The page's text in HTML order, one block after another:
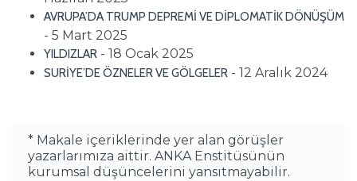
AVRUPA’DA TRUMP DEPREMİ VE DİPLOMATİK DÖNÜŞÜM
- 5 Mart 2025
YILDIZLAR - 18 Ocak 2025
SURİYE’DE ÖZNELER VE GÖLGELER - 12 Aralık 2024
* Makale içeriklerinde yer alan görüşler
yazarlarımıza aittir. ANKA Enstitüsünün
kurumsal düşüncelerini yansıtmayabilir.